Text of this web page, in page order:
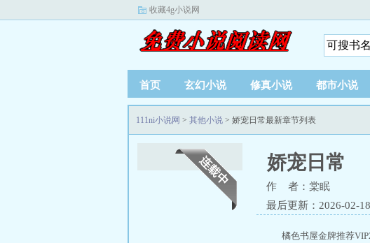
收藏4g小说网
首页 玄幻小说 修真小说 都市小说
111ni小说网 > 其他小说 > 娇宠日常最新章节列表
娇宠日常
作 者：棠眠
最后更新：2026-02-
橘色书屋金牌推荐